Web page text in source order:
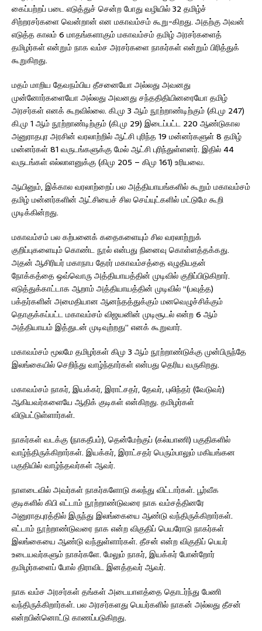
கைப்பற்றப் படை எடுத்துச் சென்ற போது வழியில் 32 தமிழ்ச்
சிற்றரசர்களை வென்றான் என மகாவம்சம் கூறு-கிறது. அதற்கு அவன்
எடுத்த காலம் 6 மாதங்களாகும் மகாவம்சம் தமிழ் அரசர்களைத்
தமிழர்கள் என்றும் நாக வம்ச அரசர்களை நாகர்கள் என்றும் பிரித்துக்
கூறுகிறது.
மதம் மாறிய தேவநம்பிய தீசனையோ அல்லது அவனது
முன்னோர்களையோ அல்லது அவனது சந்ததிதியினரையோ தமிழ்
அரசர்கள் எனக் கூறவில்லை. கி.மு 3 ஆம் நூற்றாண்டிற்கும் (கி.மு 247)
கி.மு 1 ஆம் நூற்றாண்டிற்கும் (கி.மு 29) இடைப்பட்ட 220 ஆண்டுகால
அனுராதபுர அரசின் வரலாற்றில் ஆட்சி புரிந்த 19 மன்னர்களுள் 8 தமிழ்
மன்னர்கள் 81 வருடங்களுக்கு மேல் ஆட்சி புரிந்துள்ளனர். இதில் 44
வருடங்கள் எல்லாளனுக்கு (கிமு 205 – கிமு 161) உரியவை.
ஆயினும், இக்கால வரலாற்றைப் பல அத்தியாயங்களில் கூறும் மகாவம்சம்
தமிழ் மன்னர்களின் ஆட்சியைச் சில செய்யுட்களில் மட்டுமே கூறி
முடிக்கின்றது.
மகாவம்சம் பல கற்பனைக் கதைகளையும் சில வரலாற்றுக்
குறிப்புகளையும் கொண்ட நூல் என்பது நினைவு கொள்ளத்தக்கது.
அதன் ஆசிரியர் மகாநாப தேரர் மகாவம்சத்தை எழுதியதன்
நோக்கத்தை ஒவ்வொரு அத்தியாயத்தின் முடிவில் குறிப்பிடுகிறார்.
எடுத்துக்காட்டாக ஆறாம் அத்தியாயத்தின் முடிவில் “(பவுத்த)
பக்தர்களின் அமைதியான ஆனந்தத்துக்கும் மனவெழுச்சிக்கும்
தொகுக்கப்பட்ட மகாவம்சம் விஜயனின் முடிசூடல் என்ற 6 ஆம்
அத்தியாயம் இத்துடன் முடிவுற்றது” எனக் கூறுவார்.
மகாவம்சம் மூலமே தமிழர்கள் கிமு 3 ஆம் நூற்றாண்டுக்கு முன்பிருந்தே
இலங்கையில் செறிந்து வாழ்ந்தார்கள் என்பது தெரிய வருகிறது.
மகாவம்சம் நாகர், இயக்கர், இராட்சதர், தேவர், புலிந்தர் (வேடுவர்)
ஆகியவர்களையே ஆதிக் குடிகள் என்கிறது. தமிழர்கள்
விடுபட்டுள்ளார்கள்.
நாகர்கள் வடக்கு (நாகதீபம்), தென்மேற்குப் (கல்யாணி) பகுதிகளில்
வாழ்ந்திருக்கிறார்கள். இயக்கர், இராட்சதர் பெரும்பாலும் மகியங்கன
பகுதியில் வாழ்ந்தவர்கள் ஆவர்.
நாளடைவில் அவர்கள் நாகர்களோடு கலந்து விட்டார்கள். பூர்வீக
குடிகளில் கிபி எட்டாம் நூற்றாண்டுவரை நாக வம்சத்தினரே
அனுராதபுரத்தில் இருந்து இலங்கையை ஆண்டு வந்திருக்கிறார்கள்.
எட்டாம் நூற்றாண்டுவரை நாக என்ற விகுதிப் பெயரோடு நாகர்கள்
இலங்கையை ஆண்டு வந்துள்ளார்கள். தீசன் என்ற விகுதிப் பெயர்
உடையவர்களும் நாகர்களே. மேலும் நாகர், இயக்கர் போன்றோர்
தமிழர்களைப் போல் திராவிட இனத்தவர் ஆவர்.
நாக வம்ச அரசர்கள் தங்கள் அடையாளத்தை தொடர்ந்து பேணி
வந்திருக்கிறார்கள். பல அரசர்களது பெயர்களில் நாகன் அல்லது தீசன்
என்றபின்னொட்டு காணப்படுகிறது.